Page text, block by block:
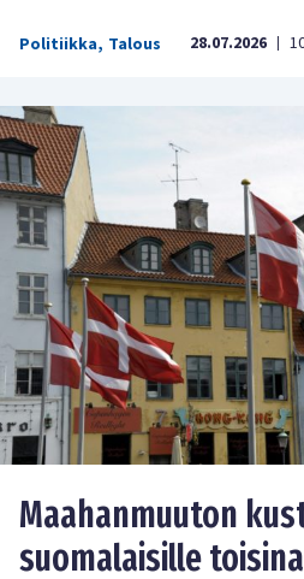
Politiikka, Talous 28.07.2026 |
Maahanmuuton
suomalaisille